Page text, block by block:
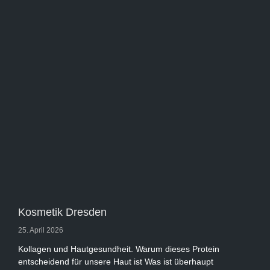
Kosmetik Dresden
25. April 2026
Kollagen und Hautgesundheit. Warum dieses Protein
entscheidend für unsere Haut ist Was ist überhaupt